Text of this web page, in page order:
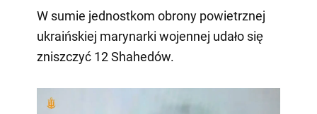
W sumie jednostkom obrony powietrznej
ukraińskiej marynarki wojennej udało się
zniszczyć 12 Shahedów.